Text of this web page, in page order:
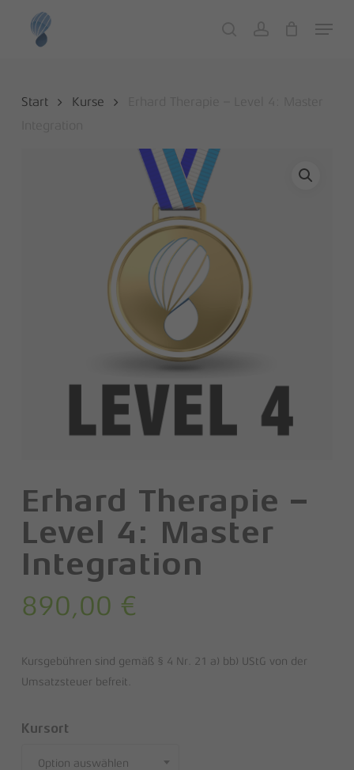
Menu
Close
Start Kurse
Erhard Therapie –
Level 4: Master
Integration
890,00 €
Kursgebühren sind gemäß § 4 Nr. 21 a) bb) UStG von der
Umsatzsteuer befreit.
Kursort
Option auswählen